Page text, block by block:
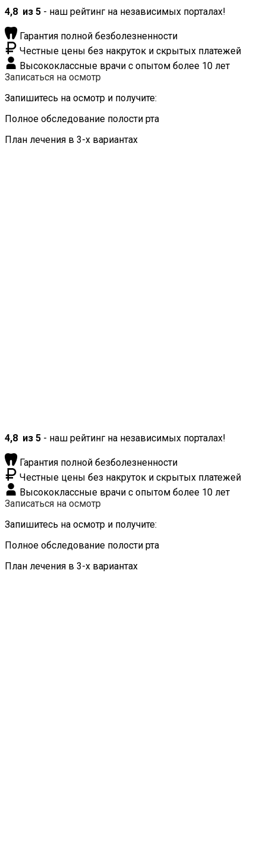
4,8 из 5 - наш рейтинг на независимых порталах!
Гарантия полной безболезненности
Честные цены без накруток и скрытых платежей
Высококлассные врачи с опытом более 10 лет
Записаться на осмотр
Запишитесь на осмотр и получите:
Полное обследование полости рта
План лечения в 3-х вариантах
4,8 из 5 - наш рейтинг на независимых порталах!
Гарантия полной безболезненности
Честные цены без накруток и скрытых платежей
Высококлассные врачи с опытом более 10 лет
Записаться на осмотр
Запишитесь на осмотр и получите:
Полное обследование полости рта
План лечения в 3-х вариантах